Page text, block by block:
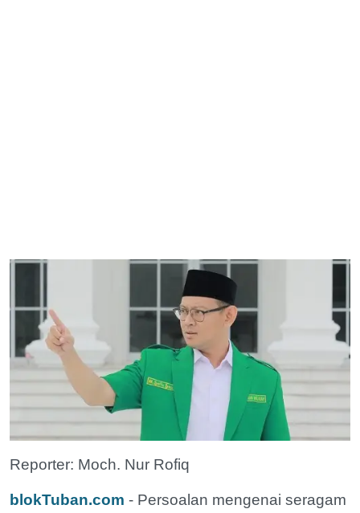
Reporter: Moch. Nur Rofiq
blokTuban.com - Persoalan mengenai seragam